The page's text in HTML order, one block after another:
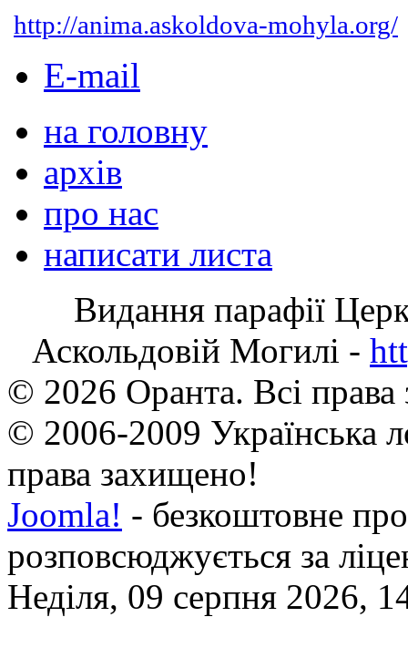
http://anima.askoldova-mohyla.org/
E-mail
на головну
архів
про нас
написати листа
Видання парафії
Аскольдовій Могилі -
© 2026 Оранта. Всі
© 2006-2009 Українська
права захищено!
Joomla! - безкоштовне
розповсюджується за
Неділя, 09 серпня 2026,